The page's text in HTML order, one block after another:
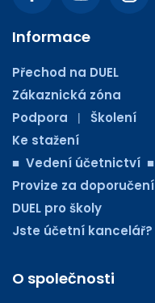
Informace
Přechod na DUEL
Zákaznická zóna
Podpora
| Školení
Ke stažení
■ Vedení účetnictví ■
Provize za doporučení
DUEL pro školy
Jste účetní kancelář?
O společnosti